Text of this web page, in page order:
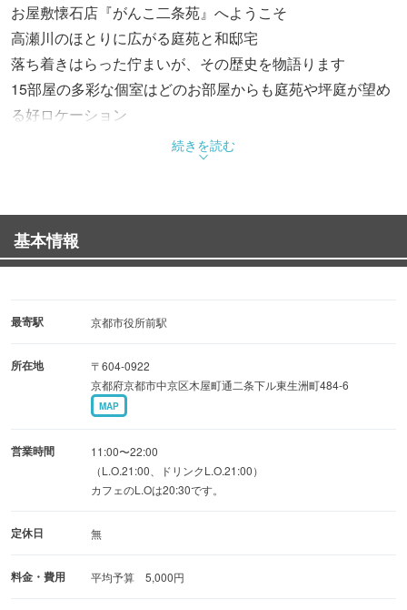
お屋敷懐石店『がんこ二条苑』へようこそ
高瀬川のほとりに広がる庭苑と和邸宅
落ち着きはらった佇まいが、その歴史を物語ります
15部屋の多彩な個室はどのお部屋からも庭苑や坪庭が望め
る好ロケーション
非日常のくつろぎをぜひお愉しみください
ご成長、ご長寿、そしてご結婚。様々なお祝いの席にぜひ
お祝い料理はもちろん、引き出物のご準備も
飲み放題付のプランもご用意しております。
■様々なイベントも
古都ならではの『舞妓さん会えるイベント』や
月替りの作品展示会『ふれあいギャラリー』も好評です
続きを読む
基本情報
最寄駅 京都市役所前駅
所在地
〒604-0922
京都府京都市中京区木屋町通二条下ル東生洲町484-6
MAP
営業時間
11:00〜22:00
（L.O.21:00、ドリンクL.O.21:00）
カフェのL.Oは20:30です。
定休日 無
料金・費用 平均予算 5,000円